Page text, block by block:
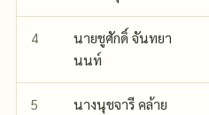
4
นายชูศักดิ์ จันทยา
นนท์
5
นางนุชจารี คล้าย